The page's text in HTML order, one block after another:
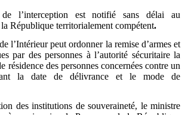
l’interception est notifié sans délai au
République territorialement compétent.
l’Intérieur peut ordonner la remise d’armes et
par des personnes à l’autorité sécuritaire la
résidence des personnes concernées contre un
la date de délivrance et le mode de
des institutions de souveraineté, le ministre